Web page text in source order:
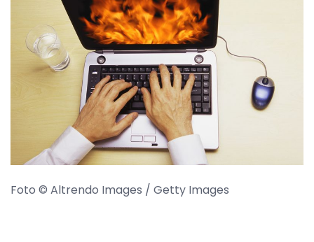
Foto © Altrendo Images / Getty Images